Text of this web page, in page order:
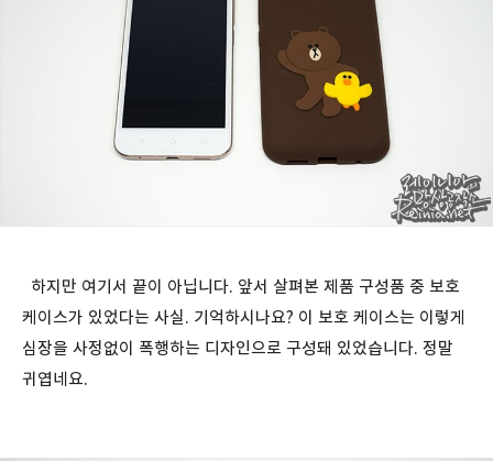
하지만 여기서 끝이 아닙니다. 앞서 살펴본 제품 구성품 중 보호
케이스가 있었다는 사실. 기억하시나요? 이 보호 케이스는 이렇게
심장을 사정없이 폭행하는 디자인으로 구성돼 있었습니다. 정말
귀엽네요.